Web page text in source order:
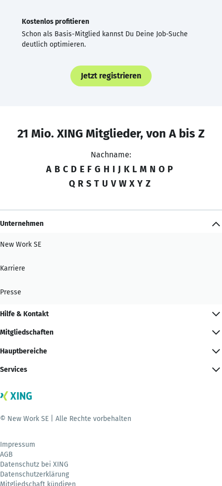
Kostenlos profitieren
Schon als Basis-Mitglied kannst Du Deine Job-Suche
deutlich optimieren.
Jetzt registrieren
21 Mio. XING Mitglieder, von A bis Z
Nachname:
A B C D E F G H I J K L M N O P
Q R S T U V W X Y Z
Unternehmen
New Work SE
Karriere
Presse
Hilfe & Kontakt
Mitgliedschaften
Hauptbereiche
Services
© New Work SE | Alle Rechte vorbehalten
Impressum
AGB
Datenschutz bei XING
Datenschutzerklärung
Mitgliedschaft kündigen